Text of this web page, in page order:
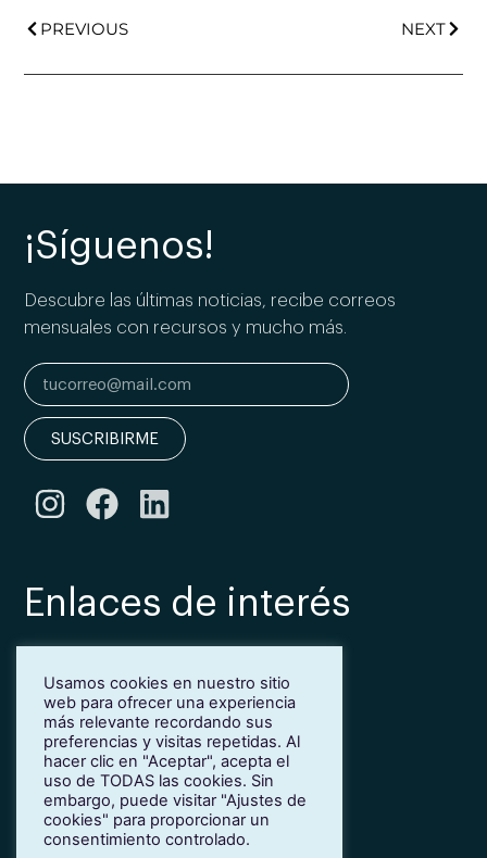
PREVIOUS NEXT
¡Síguenos!
Descubre las últimas noticias, recibe correos
mensuales con recursos y mucho más.
SUSCRIBIRME
Enlaces de interés
Inmersión lingüística de inglés en Girona
Más idiomas para empresas
Blog
Contacto
Trabaja con nosotros
Política de privacidad
Usamos cookies en nuestro sitio
web para ofrecer una experiencia
más relevante recordando sus
preferencias y visitas repetidas. Al
hacer clic en "Aceptar", acepta el
uso de TODAS las cookies. Sin
embargo, puede visitar "Ajustes de
cookies" para proporcionar un
consentimiento controlado.